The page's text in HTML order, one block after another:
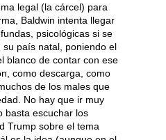
legal (la cárcel) para
Baldwin intenta llegar
psicológicas si se
país natal, poniendo el
blanco de contar con ese
como descarga, como
de los males que
No hay que ir muy
basta escuchar los
Trump sobre el tema